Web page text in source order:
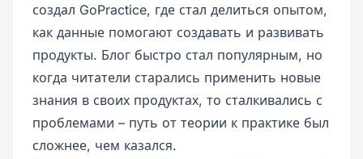
создал GoPractice, где стал делиться опытом,
как данные помогают создавать и развивать
продукты. Блог быстро стал популярным, но
когда читатели старались применить новые
знания в своих продуктах, то сталкивались с
проблемами – путь от теории к практике был
сложнее, чем казался.